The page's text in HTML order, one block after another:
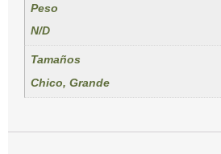
Peso
N/D
Tamaños
Chico, Grande